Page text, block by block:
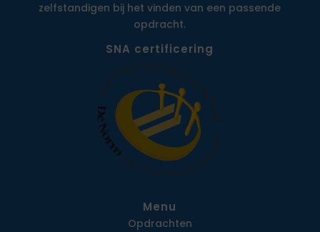
zelfstandigen bij het vinden van een passende
opdracht.
SNA certificering
Menu
Opdrachten